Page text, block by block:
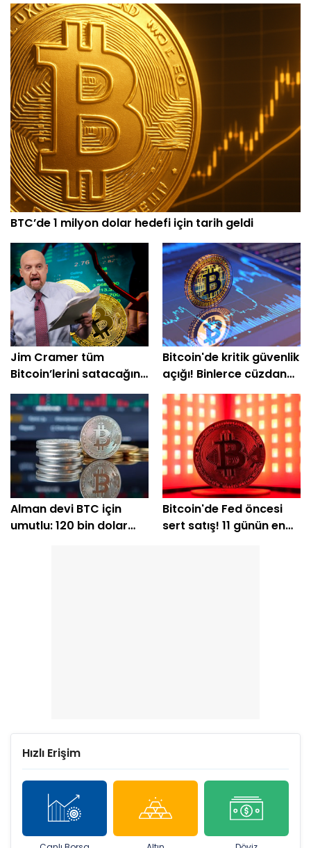
BTC’de 1 milyon dolar hedefi için tarih geldi
Jim Cramer tüm
Bitcoin’lerini satacağını
açıkladı
Bitcoin'de kritik güvenlik
açığı! Binlerce cüzdan
etkilendi
Alman devi BTC için
umutlu: 120 bin dolar
Bitcoin'de Fed öncesi
sert satış! 11 günün en
Hızlı Erişim